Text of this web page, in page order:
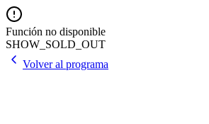
Función no disponible
SHOW_SOLD_OUT
Volver al programa